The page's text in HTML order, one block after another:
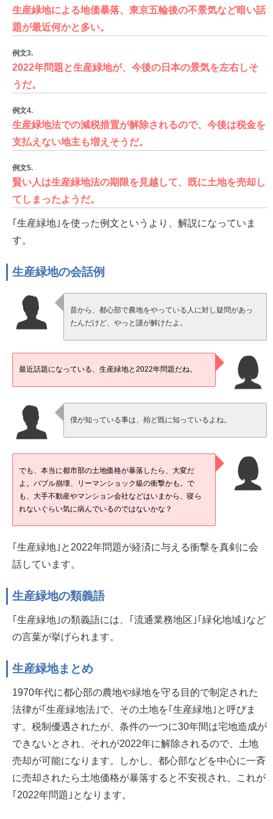
生産緑地による地価暴落、東京五輪後の不景気など暗い話
題が最近何かと多い。
例文3.
2022年問題と生産緑地が、今後の日本の景気を左右しそ
うだ。
例文4.
生産緑地法での減税措置が解除されるので、今後は税金を
支払えない地主も増えそうだ。
例文5.
賢い人は生産緑地法の期限を見越して、既に土地を売却し
てしまったようだ。
｢生産緑地｣を使った例文というより、解説になっていま
す。
生産緑地の会話例
昔から、都心部で農地をやっている人に対し疑問があっ
たんだけど、やっと謎が解けたよ。
最近話題になっている、生産緑地と2022年問題だね。
僕が知っている事は、殆ど既に知っているよね。
でも、本当に都市部の土地価格が暴落したら、大変だ
よ。バブル崩壊、リーマンショック級の衝撃かも。で
も、大手不動産やマンション会社などはいまから、寝ら
れないぐらい気に病んでいるのではないかな？
｢生産緑地｣と2022年問題が経済に与える衝撃を真剣に会
話しています。
生産緑地の類義語
｢生産緑地｣の類義語には、｢流通業務地区｣｢緑化地域｣など
の言葉が挙げられます。
生産緑地まとめ
1970年代に都心部の農地や緑地を守る目的で制定された
法律が｢生産緑地法｣で、その土地を｢生産緑地｣と呼びま
す。税制優遇されたが、条件の一つに30年間は宅地造成が
できないとされ、それが2022年に解除されるので、土地
売却が可能になります。しかし、都心部などを中心に一斉
に売却されたら土地価格が暴落すると不安視され、これが
｢2022年問題｣となります。